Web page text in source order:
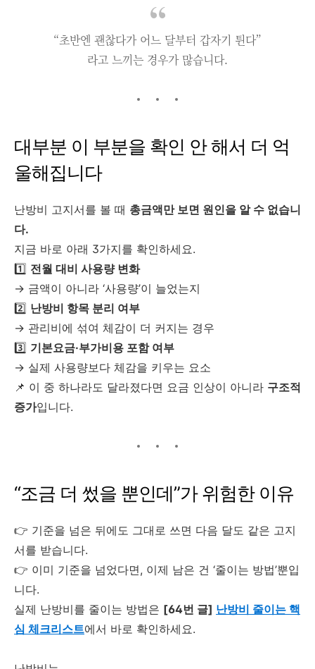
“초반엔 괜찮다가 어느 달부터 갑자기 튄다”
라고 느끼는 경우가 많습니다.
대부분 이 부분을 확인 안 해서 더 억
울해집니다
난방비 고지서를 볼 때 총금액만 보면 원인을 알 수 없습니
다.
지금 바로 아래 3가지를 확인하세요.
1️⃣ 전월 대비 사용량 변화
→ 금액이 아니라 ‘사용량’이 늘었는지
2️⃣ 난방비 항목 분리 여부
→ 관리비에 섞여 체감이 더 커지는 경우
3️⃣ 기본요금·부가비용 포함 여부
→ 실제 사용량보다 체감을 키우는 요소
📌 이 중 하나라도 달라졌다면 요금 인상이 아니라 구조적
증가입니다.
“조금 더 썼을 뿐인데”가 위험한 이유
👉 기준을 넘은 뒤에도 그대로 쓰면 다음 달도 같은 고지
서를 받습니다.
👉 이미 기준을 넘었다면, 이제 남은 건 ‘줄이는 방법’뿐입
니다.
실제 난방비를 줄이는 방법은 [64번 글] 난방비 줄이는 핵
심 체크리스트에서 바로 확인하세요.